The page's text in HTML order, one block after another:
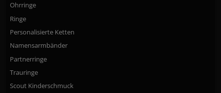
Ohrringe
Ringe
Personalisierte Ketten
Namensarmbänder
Partnerringe
Trauringe
Scout Kinderschmuck